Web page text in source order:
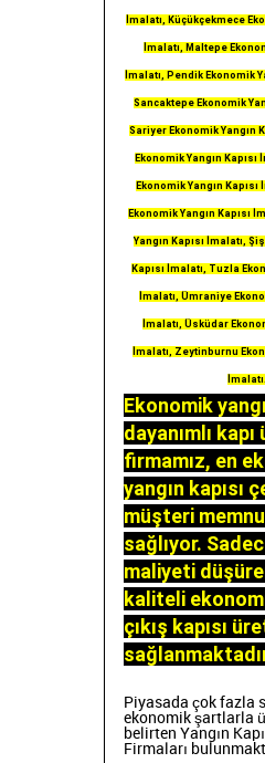
İmalatı, Küçükçekmece
İmalatı, Maltepe
İmalatı, Pendik Ekonomik
Sancaktepe Ekonomik
Sariyer Ekonomik Yangın
Ekonomik Yangın
Ekonomik Yangın
Ekonomik Yangın Kapısı
Yangın Kapısı İmalatı,
Kapısı İmalatı, Tuzla
İmalatı, Ümraniye
İmalatı, Üsküdar
İmalatı, Zeytinburnu
İmalatı.
Ekonomik
dayanımlı
firmamız, en
yangın kapısı
müşteri
sağlıyor.
maliyeti
kaliteli
çıkış kapısı
Piyasada çok fazla
ekonomik şartlarla
belirten Yangın
Firmaları